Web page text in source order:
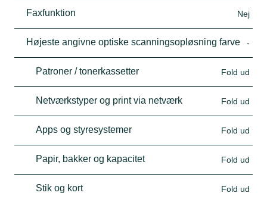
Faxfunktion Nej
Højeste angivne optiske scanningsopløsning farve -
Patroner / tonerkassetter Fold ud
Netværkstyper og print via netværk Fold ud
Apps og styresystemer Fold ud
Papir, bakker og kapacitet Fold ud
Stik og kort Fold ud